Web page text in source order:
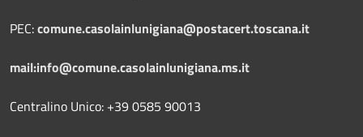
PEC:comune.casolainlunigiana@postacert.toscana.it
mail:info@comune.casolainlunigiana.ms.it
Centralino Unico: +39 0585 90013